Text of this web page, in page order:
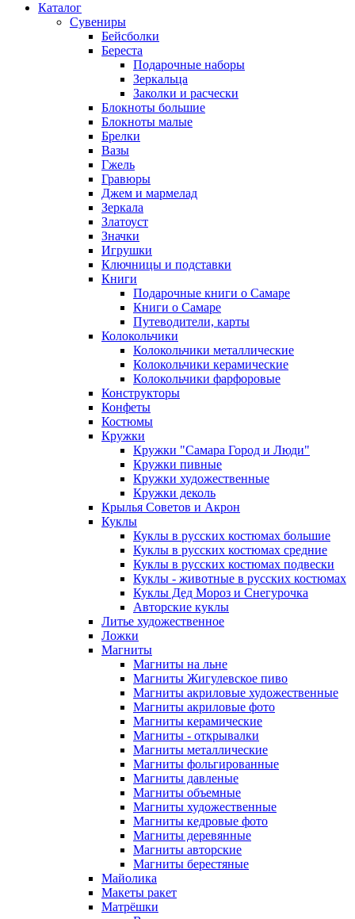
Каталог
Сувениры
Бейсболки
Береста
Подарочные наборы
Зеркальца
Заколки и расчески
Блокноты большие
Блокноты малые
Брелки
Вазы
Гжель
Гравюры
Джем и мармелад
Зеркала
Златоуст
Значки
Игрушки
Ключницы и подставки
Книги
Подарочные книги о Самаре
Книги о Самаре
Путеводители, карты
Колокольчики
Колокольчики металлические
Колокольчики керамические
Колокольчики фарфоровые
Конструкторы
Конфеты
Костюмы
Кружки
Кружки "Самара Город и Люди"
Кружки пивные
Кружки художественные
Кружки деколь
Крылья Советов и Акрон
Куклы
Куклы в русских костюмах большие
Куклы в русских костюмах средние
Куклы в русских костюмах подвески
Куклы - животные в русских костюмах
Куклы Дед Мороз и Снегурочка
Авторские куклы
Литье художественное
Ложки
Магниты
Магниты на льне
Магниты Жигулевское пиво
Магниты акриловые художественные
Магниты акриловые фото
Магниты керамические
Магниты - открывалки
Магниты металлические
Магниты фольгированные
Магниты давленые
Магниты объемные
Магниты художественные
Магниты кедровые фото
Магниты деревянные
Магниты авторские
Магниты берестяные
Майолика
Макеты ракет
Матрёшки